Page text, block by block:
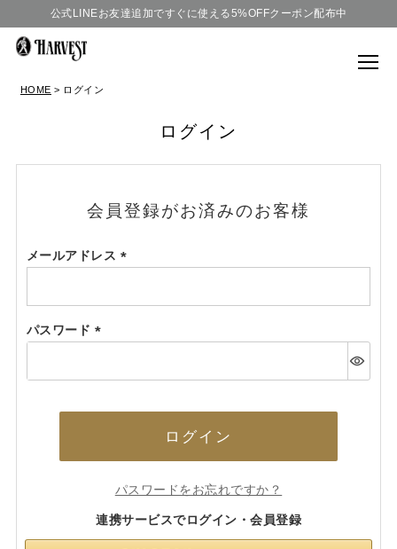
公式LINEお友達追加ですぐに使える5%OFFクーポン配布中
HOME ログイン
ログイン
会員登録がお済みのお客様
メールアドレス
須)
パスワード
須)
ログイン
パスワードをお忘れですか？
連携サービスでログイン・会員登録